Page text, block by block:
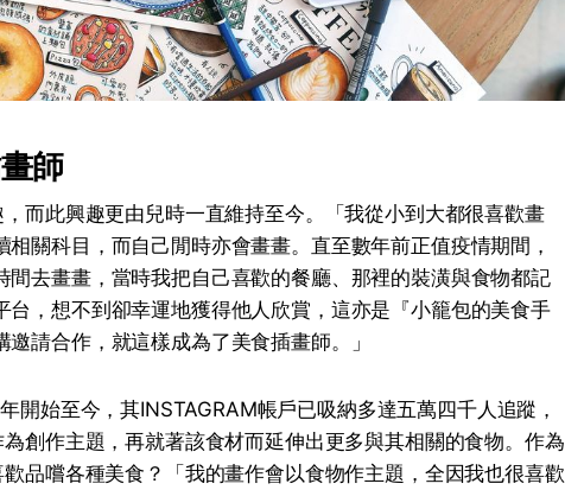
師
而此興趣更由兒時一直維持至今。「我從小到大都很喜歡畫
關科目，而自己閒時亦會畫畫。直至數年前正值疫情期間，
間去畫畫，當時我把自己喜歡的餐廳、那裡的裝潢與食物都記
台，想不到卻幸運地獲得他人欣賞，這亦是『小籠包的美食手
請合作，就這樣成為了美食插畫師。」
開始至今，其INSTAGRAM帳戶已吸納多達五萬四千人追蹤，
創作主題，再就著該食材而延伸出更多與其相關的食物。作為
品嚐各種美食？「我的畫作會以食物作主題，全因我也很喜歡